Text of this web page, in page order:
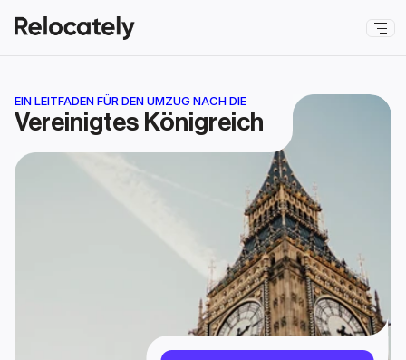
EIN LEITFADEN FÜR DEN UMZUG NACH DIE
Vereinigtes Königreich